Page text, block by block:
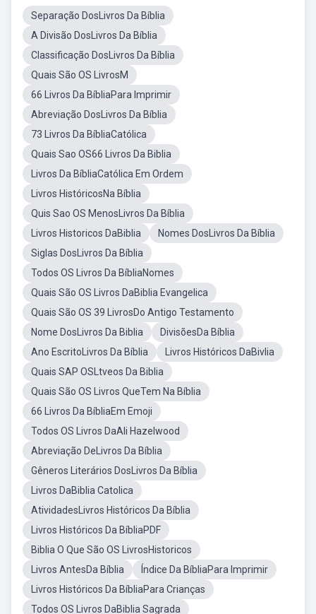
Separação DosLivros Da Bíblia
A Divisão DosLivros Da Bíblia
Classificação DosLivros Da Bíblia
Quais São OS LivrosM
66 Livros Da BíbliaPara Imprimir
Abreviação DosLivros Da Bíblia
73 Livros Da BíbliaCatólica
Quais Sao OS66 Livros Da Biblia
Livros Da BíbliaCatólica Em Ordem
Livros HistóricosNa Bíblia
Quis Sao OS MenosLivros Da Bíblia
Livros Historicos DaBiblia
Nomes DosLivros Da Bíblia
Siglas DosLivros Da Bíblia
Todos OS Livros Da BíbliaNomes
Quais São OS Livros DaBiblia Evangelica
Quais São OS 39 LivrosDo Antigo Testamento
Nome DosLivros Da Biblia
DivisõesDa Bíblia
Ano EscritoLivros Da Bíblia
Livros Históricos DaBivlia
Quais SAP OSLtveos Da Biblia
Quais São OS Livros QueTem Na Bíblia
66 Livros Da BíbliaEm Emoji
Todos OS Livros DaAli Hazelwood
Abreviação DeLivros Da Bíblia
Gêneros Literários DosLivros Da Bíblia
Livros DaBiblia Catolica
AtividadesLivros Históricos Da Bíblia
Livros Históricos Da BíbliaPDF
Biblia O Que São OS LivrosHistoricos
Livros AntesDa Bíblia
Índice Da BíbliaPara Imprimir
Livros Históricos Da BíbliaPara Crianças
Todos OS Livros DaBiblia Sagrada